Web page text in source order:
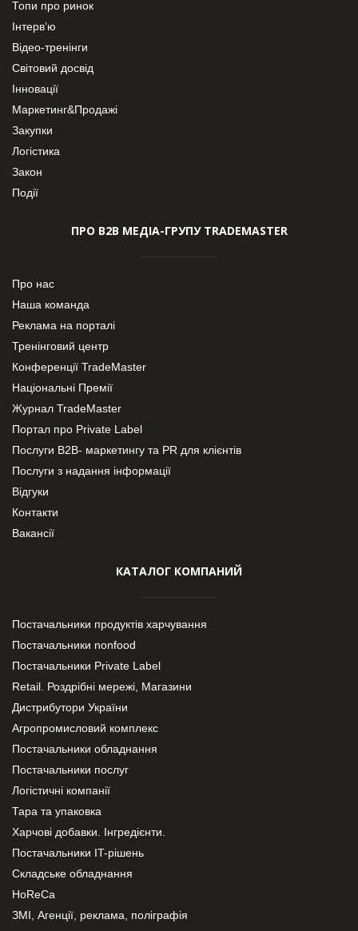
Топи про ринок
Інтерв’ю
Відео-тренінги
Світовий досвід
Інновації
Маркетинг&Продажі
Закупки
Логістика
Закон
Події
ПРО В2В МЕДІА-ГРУПУ TRADEMASTER
Про нас
Наша команда
Реклама на порталі
Тренінговий центр
Конференції TradeMaster
Національні Премії
Журнал TradeMaster
Портал про Private Label
Послуги В2В- маркетингу та PR для клієнтів
Послуги з надання інформації
Відгуки
Контакти
Вакансії
КАТАЛОГ КОМПАНИЙ
Постачальники продуктів харчування
Постачальники nonfood
Постачальники Private Label
Retail. Роздрібні мережі, Магазини
Дистрибутори України
Агропромисловий комплекс
Постачальники обладнання
Постачальники послуг
Логістичні компанії
Тара та упаковка
Харчові добавки. Інгредієнти.
Постачальники IT-рішень
Складське обладнання
HoReCa
ЗМІ, Агенції, реклама, поліграфія